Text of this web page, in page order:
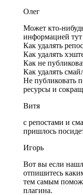
Олег
Может кто-
информацией
Как удалять
Как удалять
Как не
Как удалять
Не публиковать
ресурсы и
Витя
с репостами и
пришлось
Игорь
Вот вы если
отпишитесь
тем самым
плагина.